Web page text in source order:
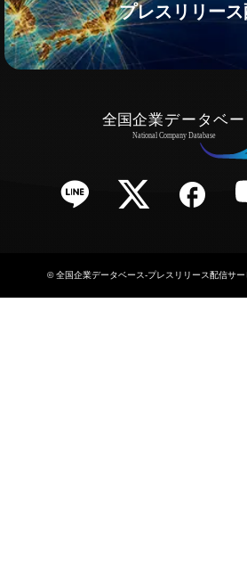
プレスリリー
Twitter Facebook YouTube RSS
©全国企業データベース-プレスリリース配信サー